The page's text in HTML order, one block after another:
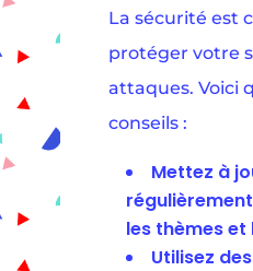
La sécurité est
protéger votre
attaques. Voici
conseils :
Mettez à
les thèmes et
Utilisez